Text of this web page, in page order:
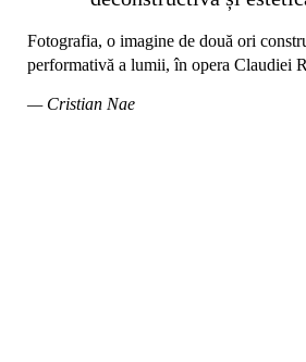
Fotografia, o imagine de două ori
performativă a lumii, în opera Claudiei
— Cristian Nae